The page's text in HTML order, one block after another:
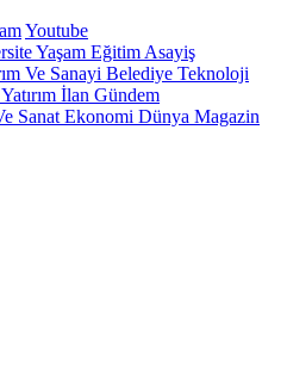
Youtube
Yaşam Eğitim Asayiş
Ve Sanayi Belediye Teknoloji
Yatırım İlan Gündem
Sanat Ekonomi Dünya Magazin